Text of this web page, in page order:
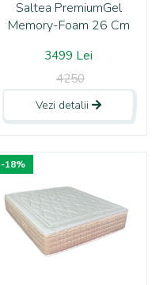
Saltea PremiumGel
Memory-Foam 26 Cm
3499 Lei
4250
Vezi detalii
-18%